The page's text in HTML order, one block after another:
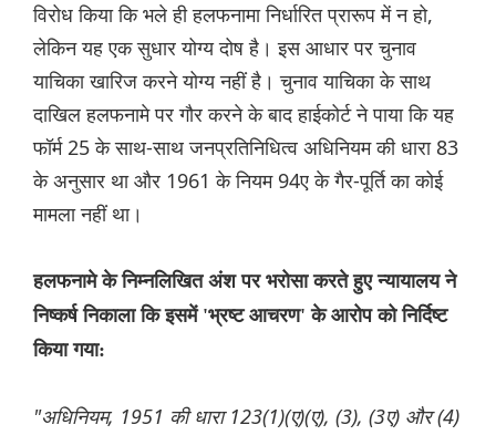
विरोध किया कि भले ही हलफनामा निर्धारित प्रारूप में न हो,
लेकिन यह एक सुधार योग्य दोष है। इस आधार पर चुनाव
याचिका खारिज करने योग्य नहीं है। चुनाव याचिका के साथ
दाखिल हलफनामे पर गौर करने के बाद हाईकोर्ट ने पाया कि यह
फॉर्म 25 के साथ-साथ जनप्रतिनिधित्व अधिनियम की धारा 83
के अनुसार था और 1961 के नियम 94ए के गैर-पूर्ति का कोई
मामला नहीं था।
हलफनामे के निम्नलिखित अंश पर भरोसा करते हुए न्यायालय ने
निष्कर्ष निकाला कि इसमें 'भ्रष्ट आचरण' के आरोप को निर्दिष्ट
किया गया:
"अधिनियम, 1951 की धारा 123(1)(ए)(ए), (3), (3ए) और (4)